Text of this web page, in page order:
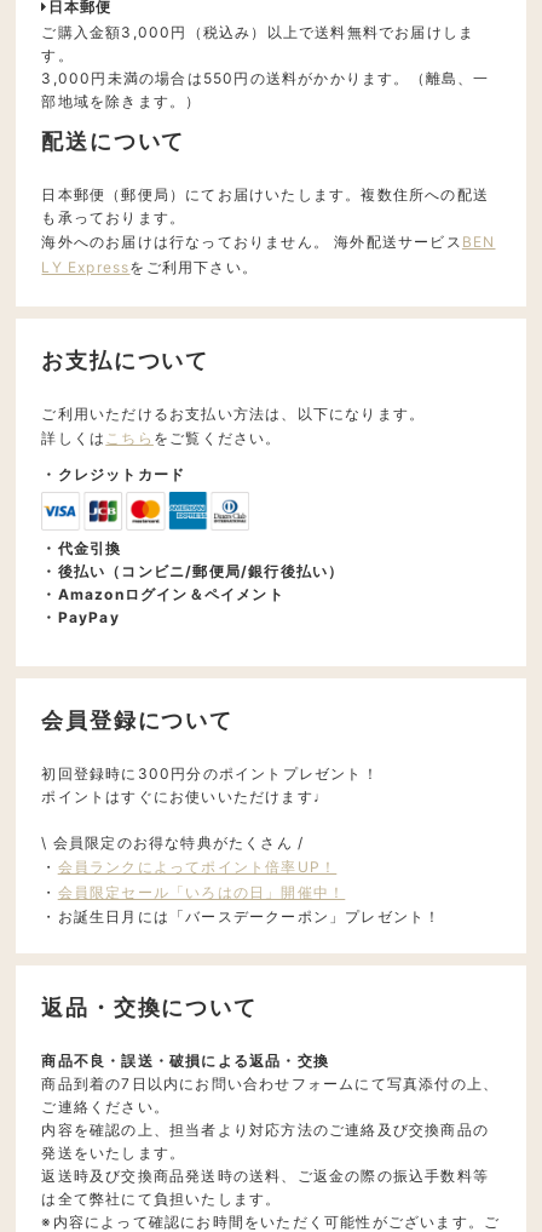
日本郵便
ご購入金額3,000円（税込み）以上で送料無料でお届けしま
す。
3,000円未満の場合は550円の送料がかかります。（離島、一
部地域を除きます。）
配送について
日本郵便（郵便局）にてお届けいたします。複数住所への配送
も承っております。
海外へのお届けは行なっておりません。 海外配送サービス BEN
LY Expressをご利用下さい。
お支払について
ご利用いただけるお支払い方法は、以下になります。
詳しくは こちら をご覧ください。
・クレジットカード
・代金引換
・後払い（コンビニ/郵便局/銀行後払い）
・Amazonログイン＆ペイメント
・PayPay
会員登録について
初回登録時に300円分のポイントプレゼント！
ポイントはすぐにお使いいただけます♩
\ 会員限定のお得な特典がたくさん /
・ 会員ランクによってポイント倍率UP！
・ 会員限定セール「いろはの日」開催中！
・お誕生日月には「バースデークーポン」プレゼント！
返品・交換について
商品不良・誤送・破損による返品・交換
商品到着の7日以内にお問い合わせフォームにて写真添付の上、
ご連絡ください。
内容を確認の上、担当者より対応方法のご連絡及び交換商品の
発送をいたします。
返送時及び交換商品発送時の送料、ご返金の際の振込手数料等
は全て弊社にて負担いたします。
※内容によって確認にお時間をいただく可能性がございます。ご